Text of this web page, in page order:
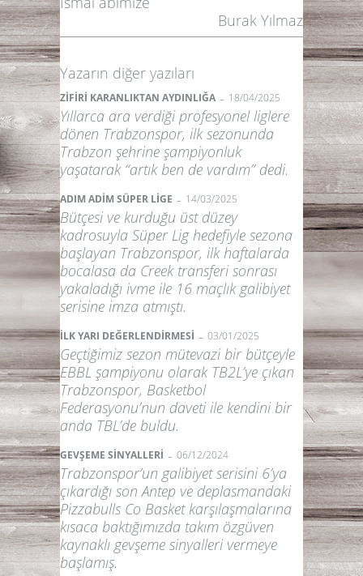
Burak Yılmaz
Yazarın diğer yazıları
ZİFİRİ KARANLIKTAN AYDINLIĞA - 18/04/2025
Yıllarca ara verdiği profesyonel liglere
dönen Trabzonspor, ilk sezonunda
Trabzon şehrine şampiyonluk
yaşatarak “artık ben de vardım” dedi.
ADIM ADİM SÜPER LİGE - 14/03/2025
Bütçesi ve kurduğu üst düzey
kadrosuyla Süper Lig hedefiyle sezona
başlayan Trabzonspor, ilk haftalarda
bocalasa da Creek transferi sonrası
yakaladığı ivme ile 16 maçlık galibiyet
serisine imza atmıştı.
İLK YARI DEĞERLENDİRMESİ - 03/01/2025
Geçtiğimiz sezon mütevazi bir bütçeyle
EBBL şampiyonu olarak TB2L’ye çıkan
Trabzonspor, Basketbol
Federasyonu’nun daveti ile kendini bir
anda TBL’de buldu.
GEVŞEME SİNYALLERİ - 06/12/2024
Trabzonspor’un galibiyet serisini 6’ya
çıkardığı son Antep ve deplasmandaki
Pizzabulls Co Basket karşılaşmalarına
kısaca baktığımızda takım özgüven
kaynaklı gevşeme sinyalleri vermeye
başlamış.